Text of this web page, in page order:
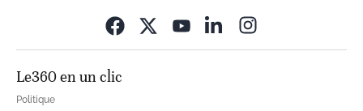
Le360 en un clic
Politique